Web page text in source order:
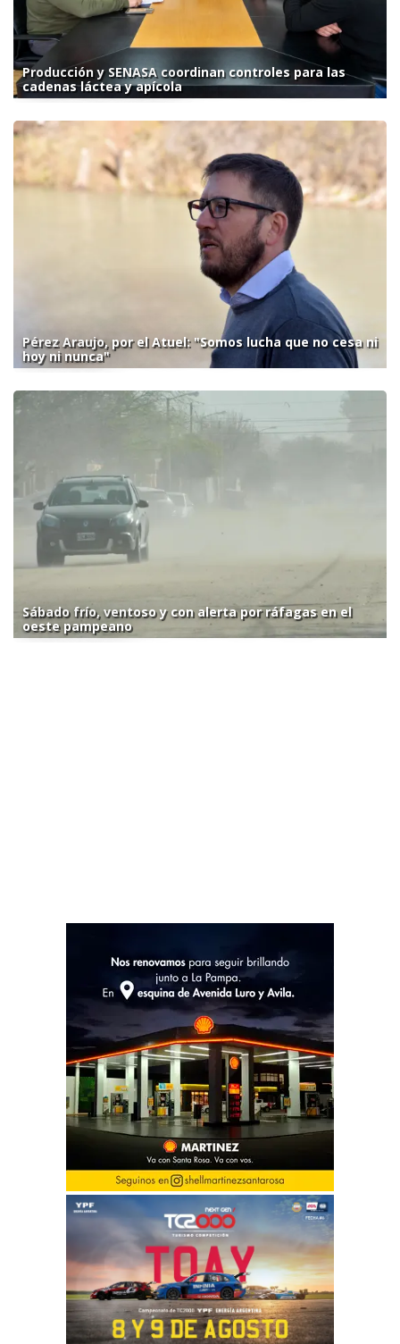
Producción y SENASA coordinan controles para las
cadenas láctea y apícola
Pérez Araujo, por el Atuel: "Somos lucha que no cesa ni
hoy ni nunca"
Sábado frío, ventoso y con alerta por ráfagas en el
oeste pampeano